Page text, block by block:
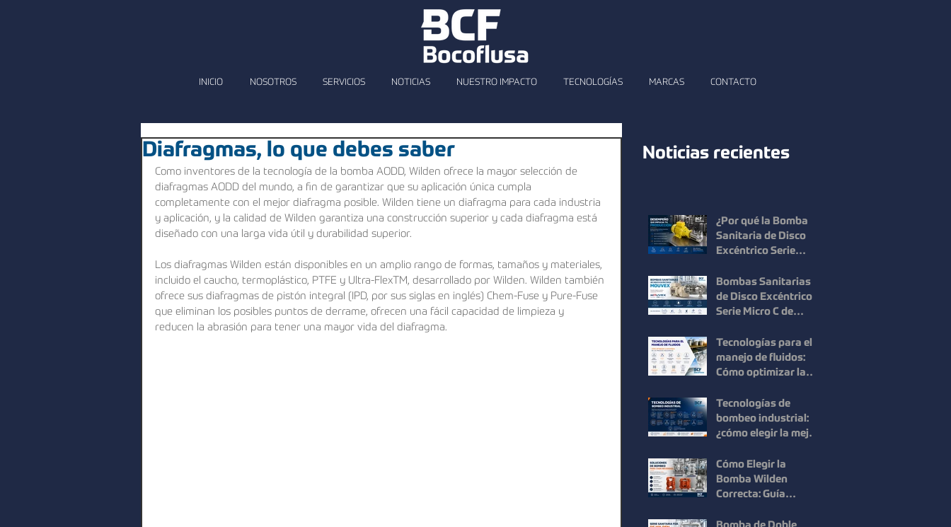
INICIO NOSOTROS SERVICIOS NOTICIAS NUESTRO IMPACTO TECNOLOGÍAS MARCAS CONTACTO
Diafragmas, lo que debes saber
Como inventores de la tecnología de la bomba AODD, Wilden ofrece la mayor selección de
diafragmas AODD del mundo, a fin de garantizar que su aplicación única cumpla
completamente con el mejor diafragma posible. Wilden tiene un diafragma para cada industria
y aplicación, y la calidad de Wilden garantiza una construcción superior y cada diafragma está
diseñado con una larga vida útil y durabilidad superior.
Los diafragmas Wilden están disponibles en un amplio rango de formas, tamaños y materiales,
incluido el caucho, termoplástico, PTFE y Ultra-FlexTM, desarrollado por Wilden. Wilden también
ofrece sus diafragmas de pistón integral (IPD, por sus siglas en inglés) Chem-Fuse y Pure-Fuse
que eliminan los posibles puntos de derrame, ofrecen una fácil capacidad de limpieza y
reducen la abrasión para tener una mayor vida del diafragma.
Noticias recientes
¿Por qué la Bomba
Sanitaria de Disco
Excéntrico Serie
ofrece un desempeño
superior?
Bombas Sanitarias
de Disco Excéntrico
Serie Micro C de
Higiene y Máxima
Recuperación del
Producto
Tecnologías para el
manejo de fluidos:
Cómo optimizar la
procesos
industriales
Tecnologías de
bombeo industrial:
¿cómo elegir la mejor
proceso?
Cómo Elegir la
Bomba Wilden
Correcta: Guía
Selección Inteligente